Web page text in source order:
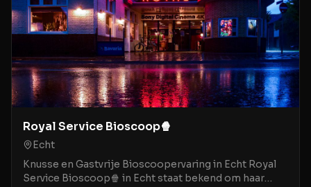
Royal Service Bioscoop🍿
Echt
Knusse en Gastvrije Bioscoopervaring in Echt Royal
Service Bioscoop🍿 in Echt staat bekend om haar